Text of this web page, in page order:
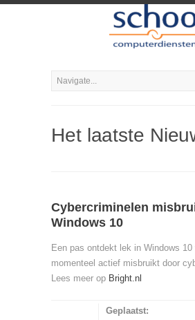
Het laatste
Cybercriminelen
Windows 10
Een pas ontdekt lek in Windows 10
momenteel actief misbruikt door
Lees meer op Bright.nl
Geplaatst: